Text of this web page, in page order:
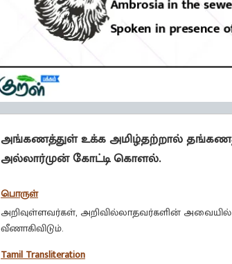
அங்கணத்துள் உக்க அமிழ்தற்றால்
அல்லார்முன் கோட்டி கொளல்.
பொருள்
அறிவுள்ளவர்கள், அறிவில்லாதவர்களின் அவையில்
வீணாகிவிடும்.
Tamil Transliteration